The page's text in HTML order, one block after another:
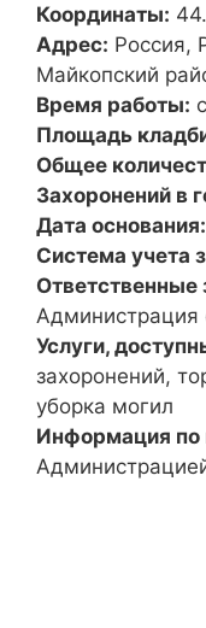
Координаты:
Адрес: Россия,
Майкопский
Время работы:
Площадь
Общее
Захоронений в
Дата основания:
Система учета
Ответственные
Администрация
Услуги,
захоронений,
уборка могил
Информация по